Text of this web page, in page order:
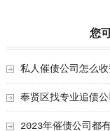
您
私人催债公司怎么
奉贤区找专业追债公
2023年催债公司都